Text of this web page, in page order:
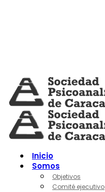
Inicio
Somos
Objetivos
Comité ejecutivo